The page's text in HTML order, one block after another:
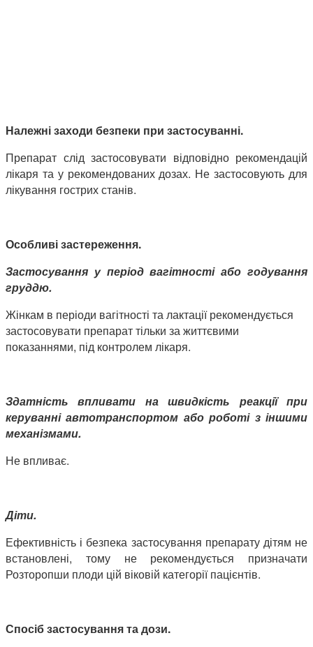
Належні заходи безпеки при застосуванні.
Препарат слід застосовувати відповідно рекомендацій
лікаря та у рекомендованих дозах. Не застосовують для
лікування гострих станів.
Особливі застереження.
Застосування у період вагітності або годування
груддю.
Жінкам в періоди вагітності та лактації рекомендується
застосовувати препарат тільки за життєвими
показаннями, під контролем лікаря.
Здатність впливати на швидкість реакції при
керуванні автотранспортом або роботі з іншими
механізмами.
Не впливає.
Діти.
Ефективність і безпека застосування препарату дітям не
встановлені, тому не рекомендується призначати
Розторопши плоди цій віковій категорії пацієнтів.
Спосіб застосування та дози.